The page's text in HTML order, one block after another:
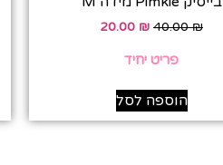
40.00₪
20.00 ₪
פריט יחיד
הוספה לסל